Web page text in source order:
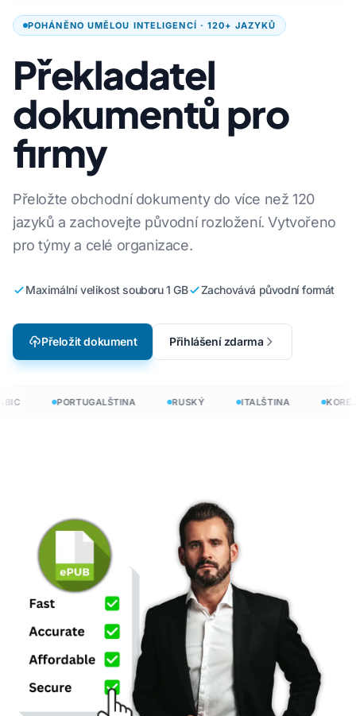
POHÁNĚNO UMĚLOU INTELIGENCÍ · 120+ JAZYKŮ
Překladatel
dokumentů pro
firmy
Přeložte obchodní dokumenty do více než 120
jazyků a zachovejte původní rozložení. Vytvořeno
pro týmy a celé organizace.
Maximální velikost souboru 1 GB Zachovává původní formát
Přeložit dokument Přihlášení zdarma
PORTUGALŠTINA RUSKÝ ITALŠTINA